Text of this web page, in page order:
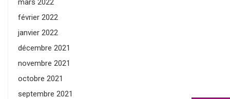
mars 2022
février 2022
janvier 2022
décembre 2021
novembre 2021
octobre 2021
septembre 2021